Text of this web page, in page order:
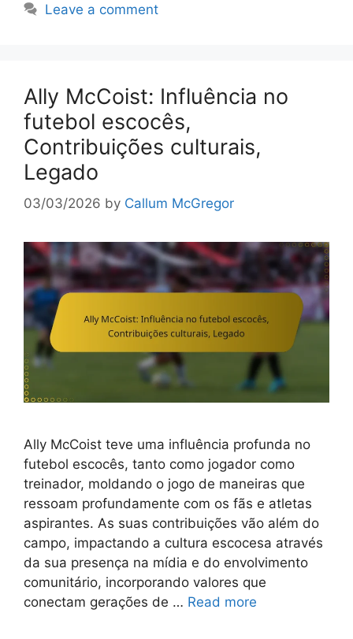
Leave a comment
Ally McCoist: Influência no
futebol escocês,
Contribuições culturais,
Legado
03/03/2026 by Callum McGregor
Ally McCoist teve uma influência profunda no
futebol escocês, tanto como jogador como
treinador, moldando o jogo de maneiras que
ressoam profundamente com os fãs e atletas
aspirantes. As suas contribuições vão além do
campo, impactando a cultura escocesa através
da sua presença na mídia e do envolvimento
comunitário, incorporando valores que
conectam gerações de … Read more